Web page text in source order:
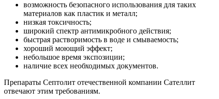
возможность безопасного использования для таких
материалов как пластик и металл;
низкая токсичность;
широкий спектр антимикробного действия;
быстрая растворимость в воде и смываемость;
хороший моющий эффект;
небольшое время экспозиции;
наличие всех необходимых документов.
Препараты Септолит отечественной компании Сателлит
отвечают этим требованиям.